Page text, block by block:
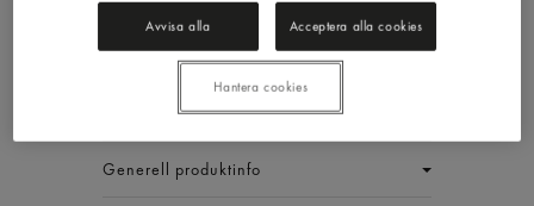
Jmf.pris : 64,65 kr /kg
EAN:
17313160003799
Generell produktinfo
Avvisa alla Acceptera alla cookies
Hantera cookies